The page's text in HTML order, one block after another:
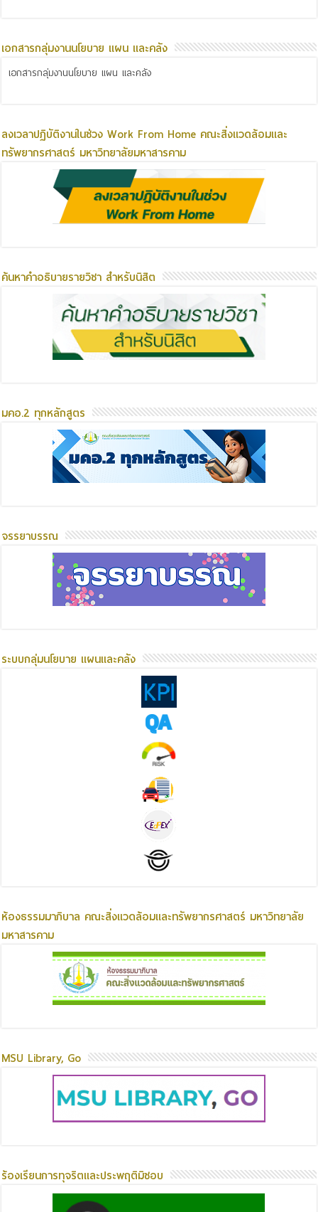
เอกสารกลุ่มงานนโยบาย แผน และคลัง
เอกสารกลุ่มงานนโยบาย แผน และคลัง
ลงเวลาปฏิบัติงานในช่วง Work From Home คณะสิ่งแวดล้อมและ
ทรัพยากรศาสตร์ มหาวิทยาลัยมหาสารคาม
ค้นหาคำอธิบายรายวิชา สำหรับนิสิต
มคอ.2 ทุกหลักสูตร
จรรยาบรรณ
ระบบกลุ่มนโยบาย แผนและคลัง
ห้องธรรมมาภิบาล คณะสิ่งแวดล้อมและทรัพยากรศาสตร์ มหาวิทยาลัย
มหาสารคาม
MSU Library, Go
ร้องเรียนการทุจริตและประพฤติมิชอบ